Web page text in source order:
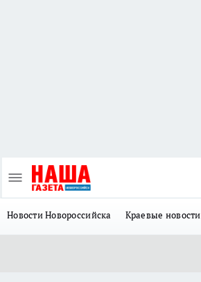
Новости Новороссийска Краевые новости